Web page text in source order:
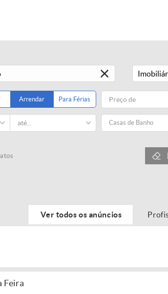
Arrendar Para Férias
Casas de Banho
Ver todos os anúncios
Feira